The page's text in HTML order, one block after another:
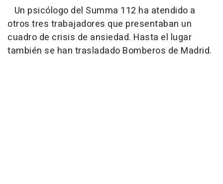
Un psicólogo del Summa 112 ha atendido a
otros tres trabajadores que presentaban un
cuadro de crisis de ansiedad. Hasta el lugar
también se han trasladado Bomberos de Madrid.